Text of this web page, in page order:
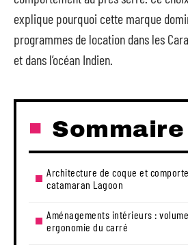
explique pourquoi cette marque
programmes de location dans les
et dans l’océan Indien.
Sommaire
Architecture de coque et
catamaran Lagoon
Aménagements intérieurs :
ergonomie du carré